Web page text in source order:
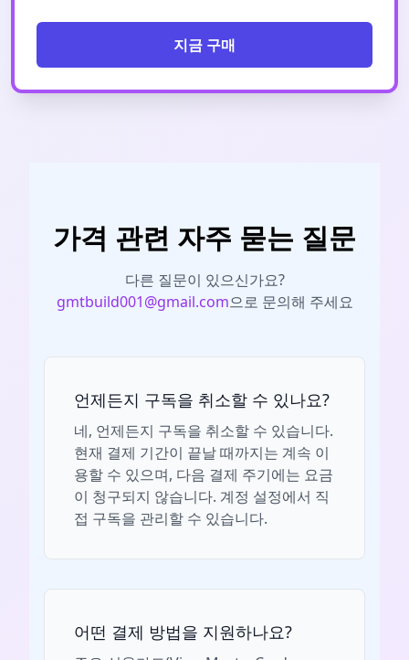
지금 구매
가격 관련 자주 묻는 질문
다른 질문이 있으신가요?
gmtbuild001@gmail.com으로 문의해 주세요
언제든지 구독을 취소할 수 있나요?
네, 언제든지 구독을 취소할 수 있습니다.
현재 결제 기간이 끝날 때까지는 계속 이
용할 수 있으며, 다음 결제 주기에는 요금
이 청구되지 않습니다. 계정 설정에서 직
접 구독을 관리할 수 있습니다.
어떤 결제 방법을 지원하나요?